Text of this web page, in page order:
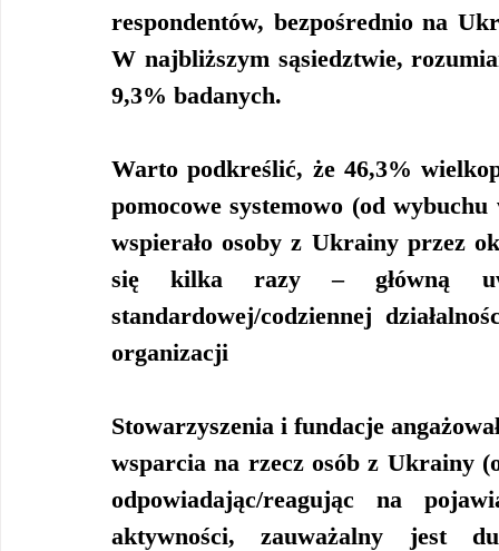
respondentów, bezpośrednio na
W najbliższym sąsiedztwie,
9,3% badanych.
Warto podkreślić, że 46,3%
pomocowe systemowo (od
wspierało osoby z Ukrainy przez
się kilka razy – główną
standardowej/codziennej
organizacji
Stowarzyszenia i fundacje
wsparcia na rzecz osób z Ukrainy
odpowiadając/reagując na
aktywności, zauważalny jest